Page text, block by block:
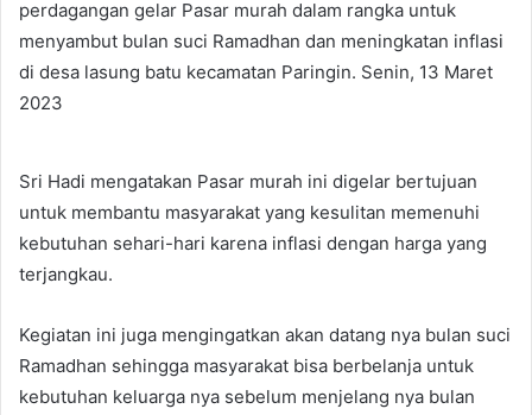
perdagangan gelar Pasar murah dalam rangka untuk
menyambut bulan suci Ramadhan dan meningkatan inflasi
di desa lasung batu kecamatan Paringin. Senin, 13 Maret
2023
Sri Hadi mengatakan Pasar murah ini digelar bertujuan
untuk membantu masyarakat yang kesulitan memenuhi
kebutuhan sehari-hari karena inflasi dengan harga yang
terjangkau.
Kegiatan ini juga mengingatkan akan datang nya bulan suci
Ramadhan sehingga masyarakat bisa berbelanja untuk
kebutuhan keluarga nya sebelum menjelang nya bulan